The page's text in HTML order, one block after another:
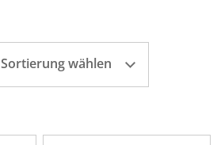
Sortierung wählen